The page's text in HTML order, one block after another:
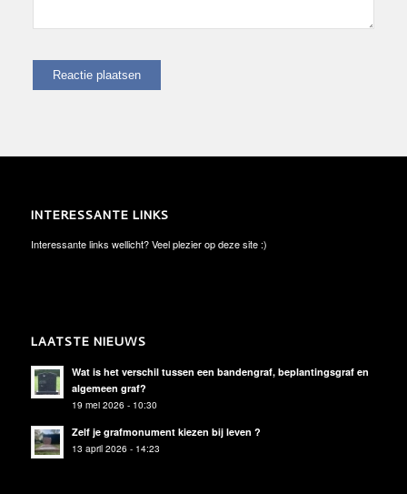
INTERESSANTE LINKS
Interessante links wellicht? Veel plezier op deze site :)
LAATSTE NIEUWS
Wat is het verschil tussen een bandengraf, beplantingsgraf en
algemeen graf?
19 mei 2026 - 10:30
Zelf je grafmonument kiezen bij leven ?
13 april 2026 - 14:23